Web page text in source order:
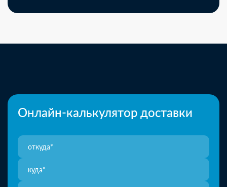
Онлайн-калькулятор доставки